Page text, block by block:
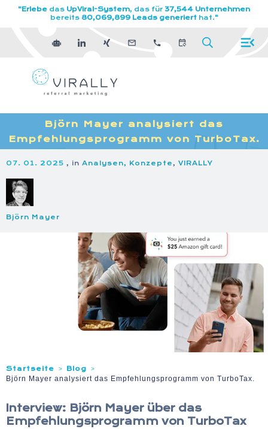
"Erlebe das UpViral-System, das für 37,544 Unternehmen
bereits 80,069,899 Leads generierthat."
Björn Mayer analysiert das
Empfehlungsprogramm von TurboTax.
07. 01. 2025 , in Analysen, Konzepte, VIRALLY
Björn Mayer
Startseite > Blog >
Björn Mayer analysiert das Empfehlungsprogramm von TurboTax.
Interview: Björn Mayer über das
Empfehlungsprogramm von TurboTax